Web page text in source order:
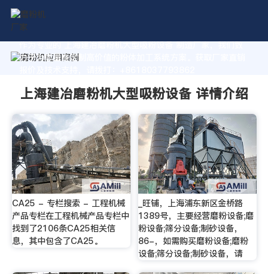
作为专业的 上海建冶磨粉机大型吸粉设备 制造厂家，我们致
力于为您量身定制高价值的粉体加工系统方案。获取厂家直销
上海建冶磨粉机大型吸粉设备 详情介绍
CA25 - 专栏搜索 - 工程机械
产品专栏在工程机械产品专栏中
找到了2106条CA25相关信
息，其中包含了CA25。
_旺铺，上海浦东新区金桥路
1389号，主要经营磨粉设备;磨
粉设备;筛分设备;制砂设备，
86-，如需购买磨粉设备;磨粉
设备;筛分设备;制砂设备，请